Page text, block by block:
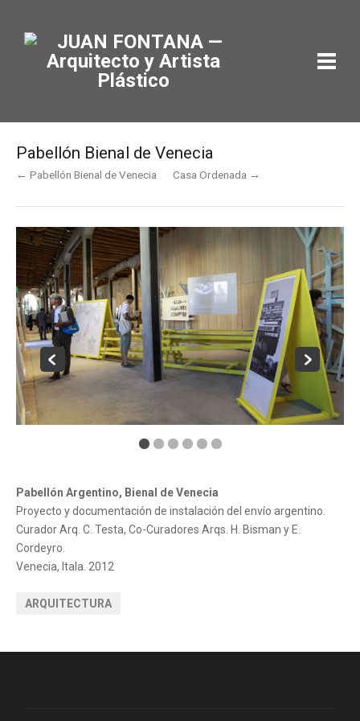
Pabellón Bienal de Venecia
← Pabellón Bienal de Venecia Casa Ordenada →
Pabellón Argentino, Bienal de Venecia
Proyecto y documentación de instalación del envío argentino.
Curador Arq. C. Testa, Co-Curadores Arqs. H. Bisman y E.
Cordeyro.
Venecia, Itala. 2012
ARQUITECTURA